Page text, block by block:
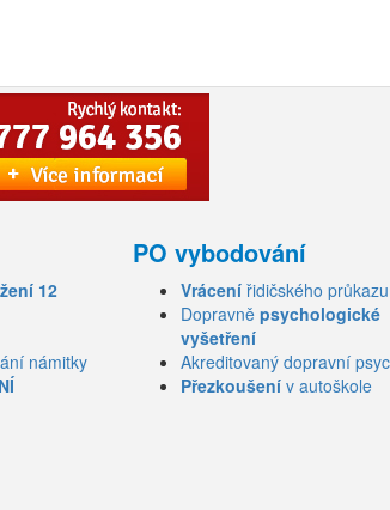
12
námitky
PO vybodování
Vrácení řidičského průkazu
Dopravně psychologické
vyšetření
Akreditovaný dopravní
Přezkoušení v autoškole